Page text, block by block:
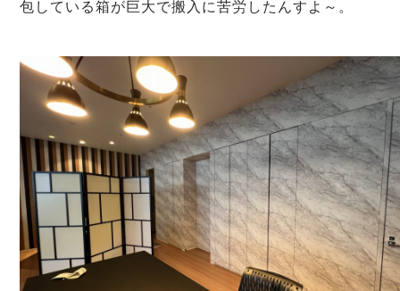
包している箱が巨大で搬入に苦労したんすよ～。